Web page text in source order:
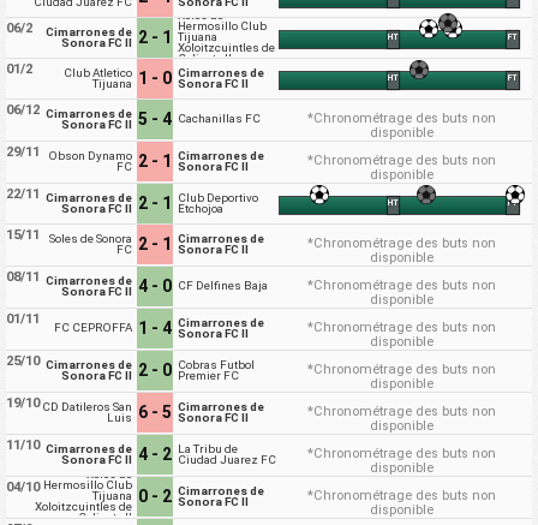
06/2
Cimarrones de
Sonora FC II
2 - 1
Xolos de
Hermosillo Club
Tijuana
Xoloitzcuintles de
Caliente II
HT FT
01/2
Club Atletico
Tijuana
1 - 0 Cimarrones de
Sonora FC II
HT FT
06/12 Cimarrones de
Sonora FC II 5 - 4 Cachanillas FC
*Chronométrage des buts non
disponible
29/11
Obson Dynamo
FC 2 - 1
Cimarrones de
Sonora FC II
*Chronométrage des buts non
disponible
22/11 Cimarrones de
Sonora FC II
2 - 1
Club Deportivo
Etchojoa
HT FT
15/11
Soles de Sonora
FC 2 - 1
Cimarrones de
Sonora FC II
*Chronométrage des buts non
disponible
08/11 Cimarrones de
Sonora FC II
4 - 0 CF Delfines Baja
*Chronométrage des buts non
disponible
01/11
FC CEPROFFA 1 - 4 Cimarrones de
Sonora FC II
*Chronométrage des buts non
disponible
25/10 Cimarrones de
Sonora FC II
2 - 0 Cobras Futbol
Premier FC
*Chronométrage des buts non
disponible
19/10 CD Datileros San
Luis
6 - 5 Cimarrones de
Sonora FC II
*Chronométrage des buts non
disponible
11/10 Cimarrones de
Sonora FC II
4 - 2 La Tribu de
Ciudad Juarez FC
*Chronométrage des buts non
disponible
04/10
Xolos de
Hermosillo Club
Tijuana
Xoloitzcuintles de
Caliente II
0 - 2 Cimarrones de
Sonora FC II
*Chronométrage des buts non
disponible